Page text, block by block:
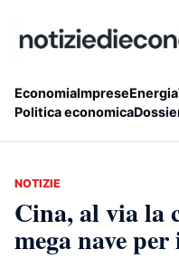
EconomiaImpreseEnergia
Politica economica
NOTIZIE
Cina, al via la
mega nave